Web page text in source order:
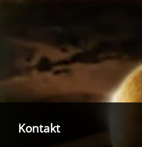
Kontakt